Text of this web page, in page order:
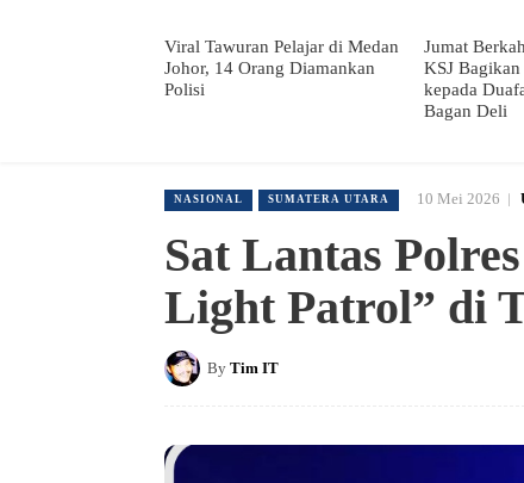
Viral Tawuran Pelajar di Medan
Johor, 14 Orang Diamankan
Polisi
Jumat
KSJ Bagikan
kepada
Bagan Deli
NASIONAL SUMATERA UTARA 10 Mei 2026
Sat Lantas
Light Patrol” di
By Tim IT